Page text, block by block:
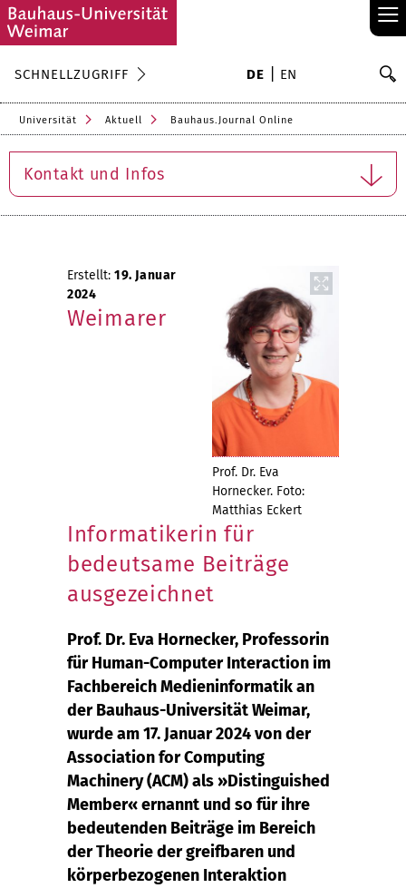
≡
SCHNELLZUGRIFF DE EN
Universität Aktuell Bauhaus.Journal Online
Kontakt und Infos
Prof. Dr. Eva
Hornecker. Foto:
Matthias Eckert
Erstellt: 19. Januar
2024
Weimarer
Informatikerin für
bedeutsame Beiträge
ausgezeichnet
Prof. Dr. Eva Hornecker, Professorin
für Human-Computer Interaction im
Fachbereich Medieninformatik an
der Bauhaus-Universität Weimar,
wurde am 17. Januar 2024 von der
Association for Computing
Machinery (ACM) als »Distinguished
Member« ernannt und so für ihre
bedeutenden Beiträge im Bereich
der Theorie der greifbaren und
körperbezogenen Interaktion